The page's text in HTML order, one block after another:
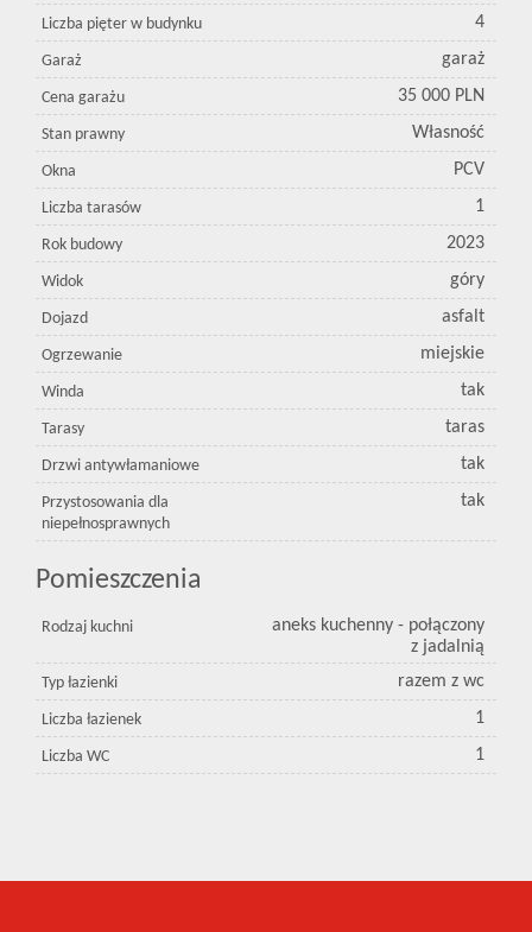
Liczba pięter w budynku 4
Garaż garaż
Cena garażu 35 000 PLN
Stan prawny Własność
Okna PCV
Liczba tarasów 1
Rok budowy 2023
Widok góry
Dojazd asfalt
Ogrzewanie miejskie
Winda tak
Tarasy taras
Drzwi antywłamaniowe tak
Przystosowania dla
niepełnosprawnych
tak
Pomieszczenia
Rodzaj kuchni
aneks kuchenny - połączony
z jadalnią
Typ łazienki razem z wc
Liczba łazienek 1
Liczba WC 1